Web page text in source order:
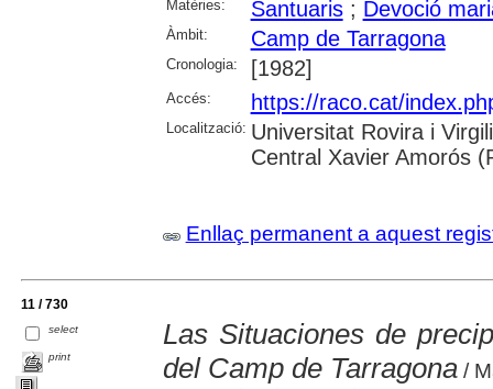
Matèries: Santuaris; Devoció
Àmbit: Camp de Tarragona
Cronologia: [1982]
Accés: https://raco.cat/
Localització: Universitat Rovira i
Central Xavier Amorós
Enllaç permanent a aquest
11 / 730
select
print
Las Situaciones de
del Camp de Tarragona/